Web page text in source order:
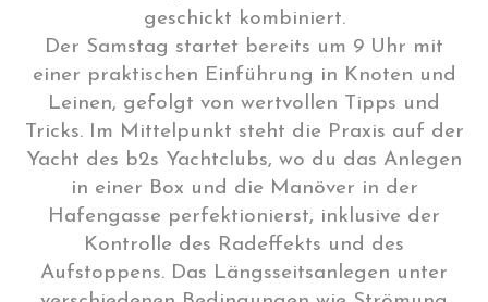
geschickt kombiniert.
Der Samstag startet bereits um 9 Uhr mit
einer praktischen Einführung in Knoten und
Leinen, gefolgt von wertvollen Tipps und
Tricks. Im Mittelpunkt steht die Praxis auf der
Yacht des b2s Yachtclubs, wo du das Anlegen
in einer Box und die Manöver in der
Hafengasse perfektionierst, inklusive der
Kontrolle des Radeffekts und des
Aufstoppens. Das Längsseitsanlegen unter